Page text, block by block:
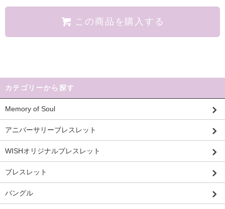
この商品を購入する
カテゴリーから探す
Memory of Soul
アニバーサリーブレスレット
WISHオリジナルブレスレット
ブレスレット
バングル